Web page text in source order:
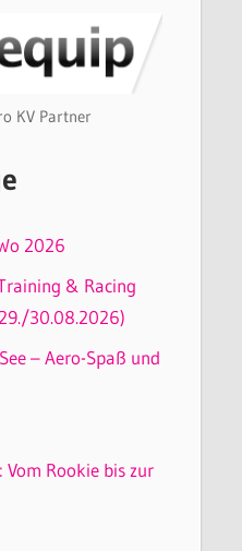
KV Partner
2026
& Racing
30.08.2026)
– Aero-Spaß und
Rookie bis zur